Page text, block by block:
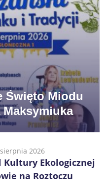
Święto Miodu
2026
Kultury Ekologicznej
na Roztoczu